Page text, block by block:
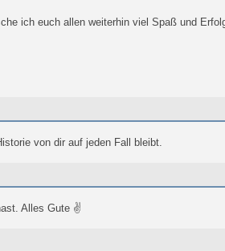
ich euch allen weiterhin viel Spaß und
von dir auf jeden Fall bleibt.
Alles Gute ✌️